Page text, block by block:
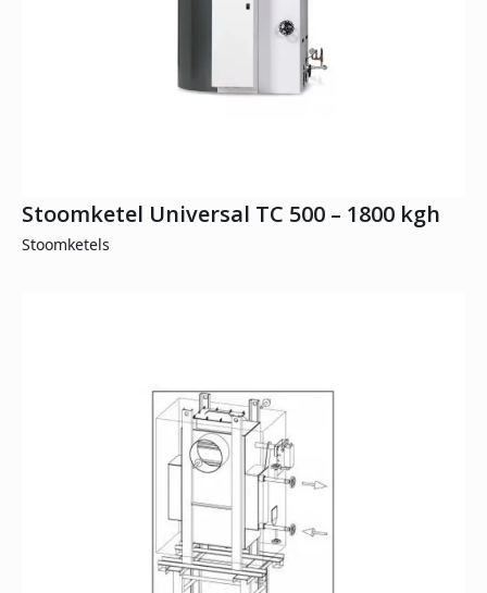
Stoomketel Universal TC 500 – 1800 kgh
Stoomketels